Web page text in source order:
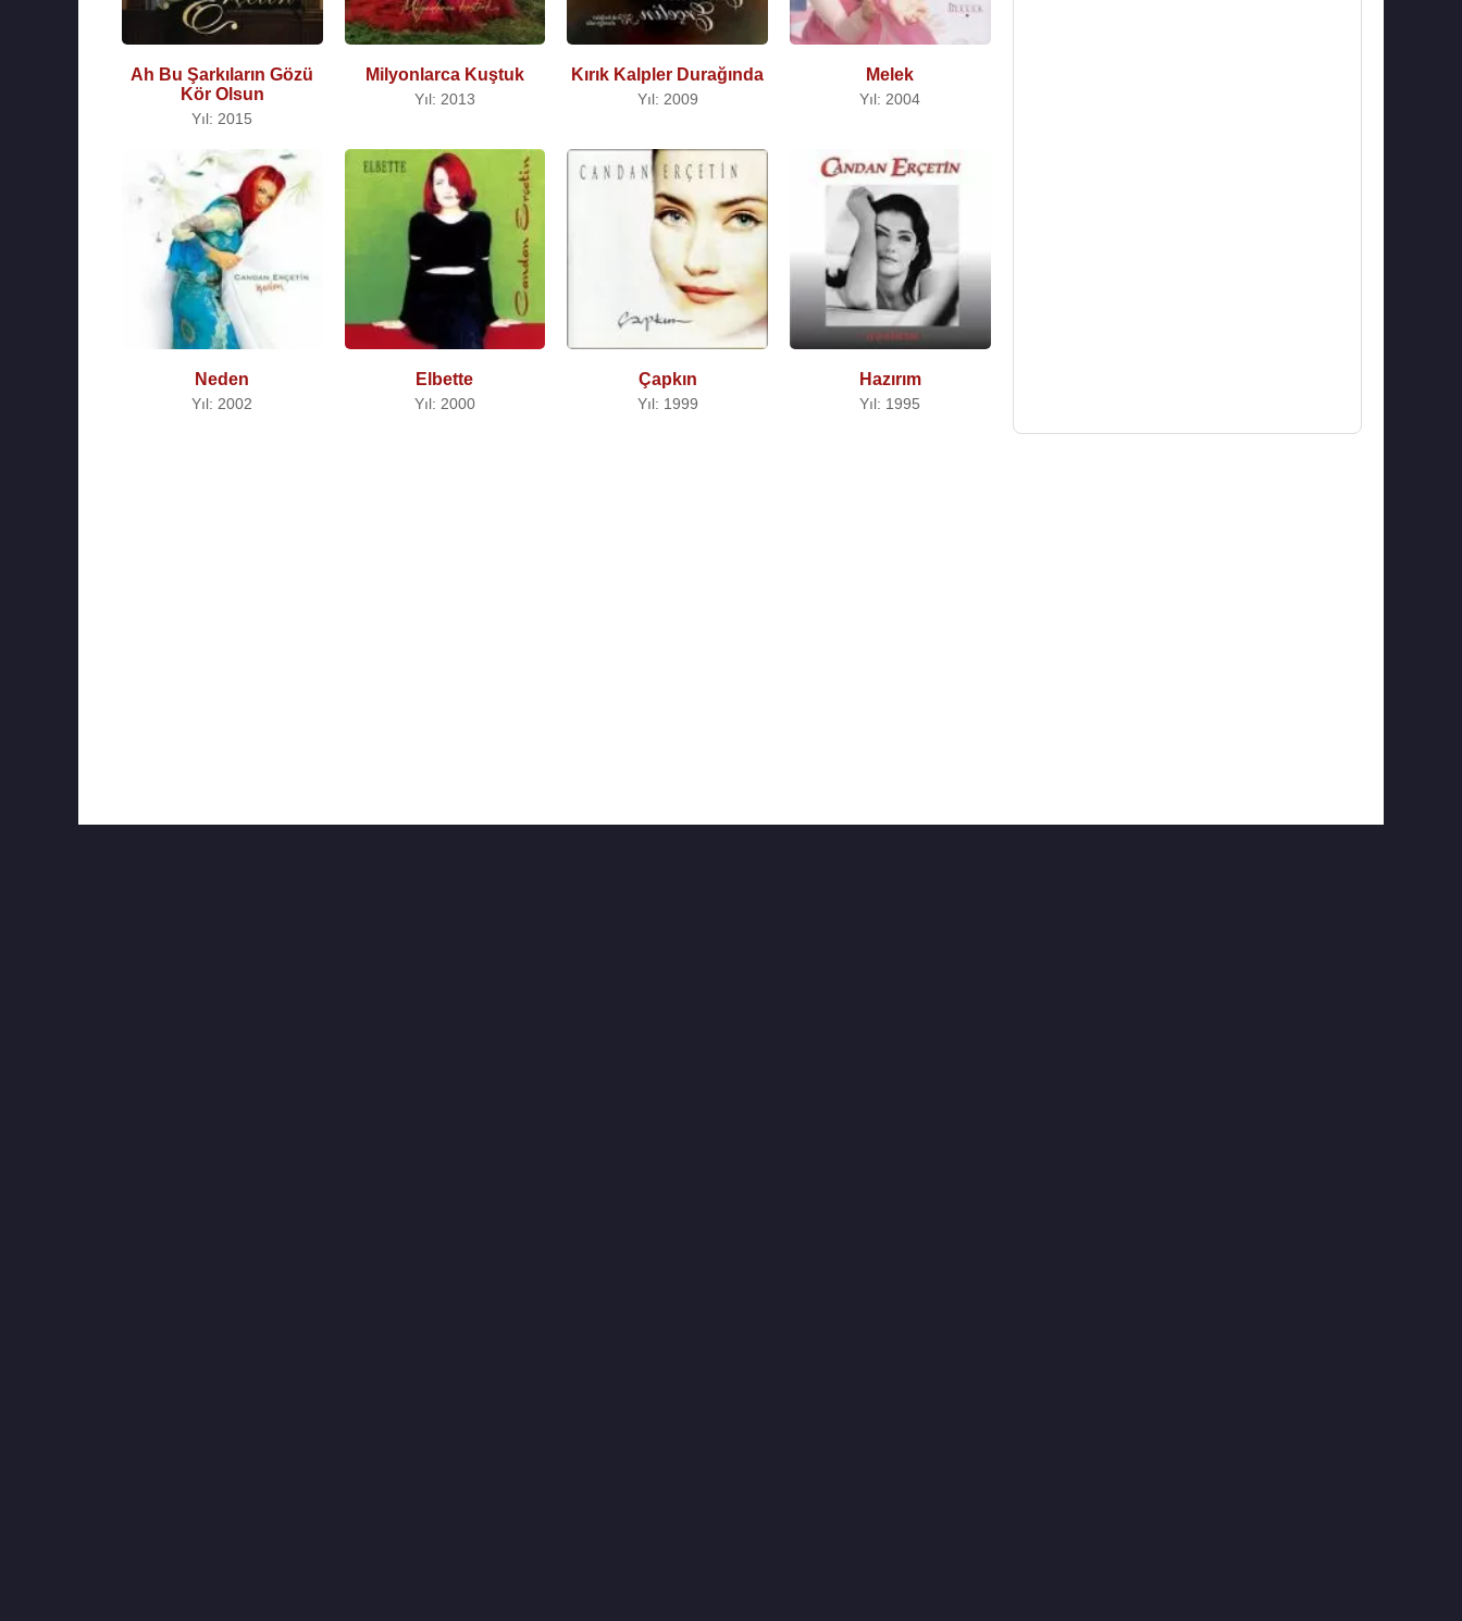
Ah Bu Şarkıların Gözü
Kör Olsun
Yıl: 2015
Milyonlarca Kuştuk
Yıl: 2013
Kırık Kalpler Durağında
Yıl: 2009
Melek
Yıl: 2004
Neden
Yıl: 2002
Elbette
Yıl: 2000
Çapkın
Yıl: 1999
Hazırım
Yıl: 1995